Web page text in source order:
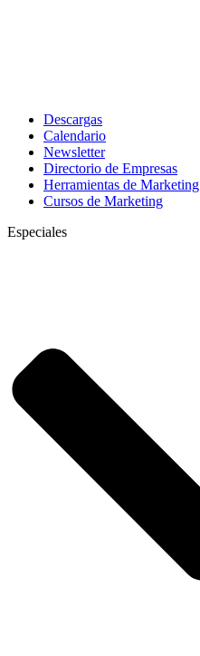
Descargas
Calendario
Newsletter
Directorio de Empresas
Herramientas de Marketing
Cursos de Marketing
Especiales